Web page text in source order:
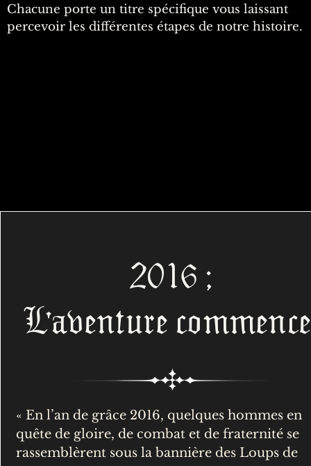
Chacune porte un titre spécifique vous laissant
percevoir les différentes étapes de notre histoire.
2016 ;
L'aventure
« En l’an de grâce 2016, quelques hommes en
quête de gloire, de combat et de fraternité se
rassemblèrent sous la bannière des Loups de